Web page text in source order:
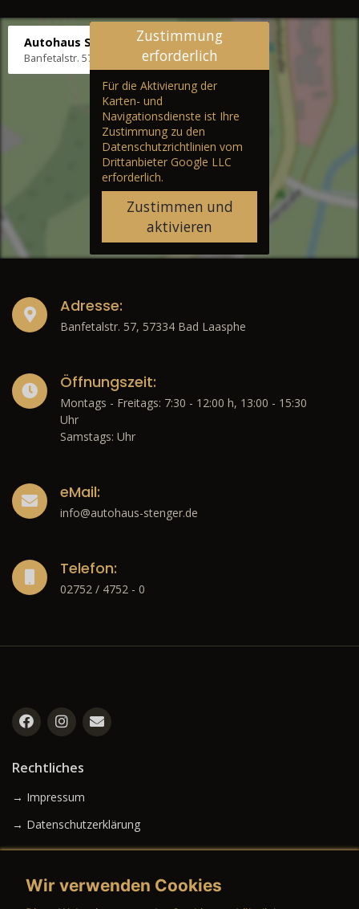
Autohaus Stenger
Banfetalstr. 57, 57334 Bad Laasphe
Zustimmung
erforderlich
Für die Aktivierung der
Karten- und
Navigationsdienste ist Ihre
Zustimmung zu den
Datenschutzrichtlinien vom
Drittanbieter Google LLC
erforderlich.
Zustimmen und
aktivieren
Adresse:
Banfetalstr. 57, 57334 Bad Laasphe
Öffnungszeit:
Montags - Freitags: 7:30 - 12:00 h, 13:00 - 15:30
Uhr
Samstags: Uhr
eMail:
info@autohaus-stenger.de
Telefon:
02752 / 4752 - 0
Rechtliches
→ Impressum
→ Datenschutzerklärung
Wir verwenden Cookies